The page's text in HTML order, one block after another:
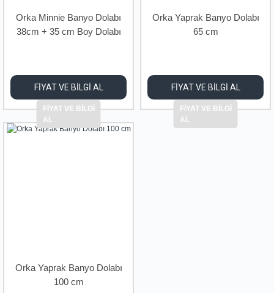
Orka Minnie Banyo Dolabı
38cm + 35 cm Boy Dolabı
FİYAT VE BİLGİ AL
FİYAT VE BİLGİ
AL
Orka Yaprak Banyo Dolabı
65 cm
FİYAT VE BİLGİ AL
FİYAT VE BİLGİ
AL
Orka Yaprak Banyo Dolabı
100 cm